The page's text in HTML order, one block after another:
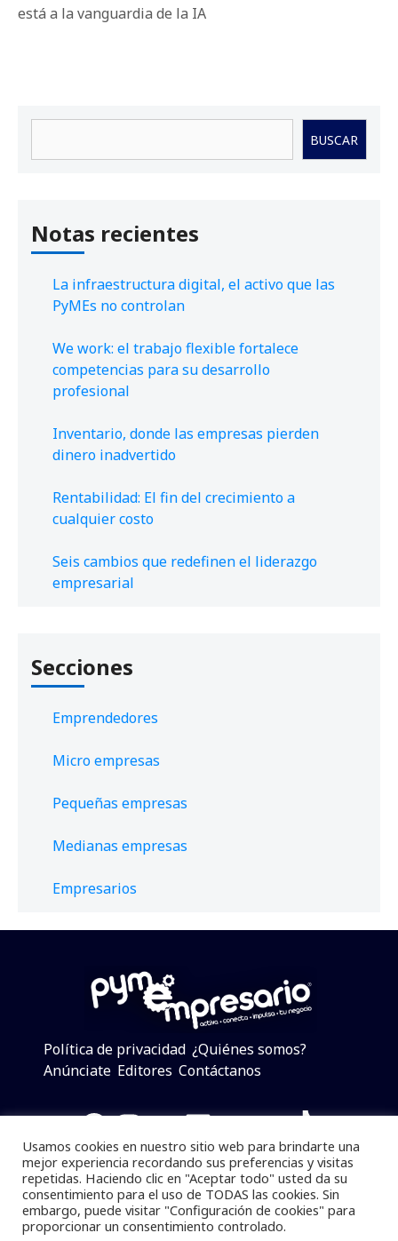
está a la vanguardia de la IA
BUSCAR
Notas recientes
La infraestructura digital, el activo que las
PyMEs no controlan
We work: el trabajo flexible fortalece
competencias para su desarrollo
profesional
Inventario, donde las empresas pierden
dinero inadvertido
Rentabilidad: El fin del crecimiento a
cualquier costo
Seis cambios que redefinen el liderazgo
empresarial
Secciones
Emprendedores
Micro empresas
Pequeñas empresas
Medianas empresas
Empresarios
Política de privacidad ¿Quiénes somos?
Anúnciate Editores Contáctanos
Facebook
Instagram
Twitter
LinkedIn
Telegram
YouTube
TikTok
Pymempresario © 2025 Todos los derechos reservados.
Se prohibe el uso de la información total o parcial sin
Usamos cookies en nuestro sitio web para brindarte una
mejor experiencia recordando sus preferencias y visitas
repetidas. Haciendo clic en "Aceptar todo" usted da su
consentimiento para el uso de TODAS las cookies. Sin
embargo, puede visitar "Configuración de cookies" para
proporcionar un consentimiento controlado.